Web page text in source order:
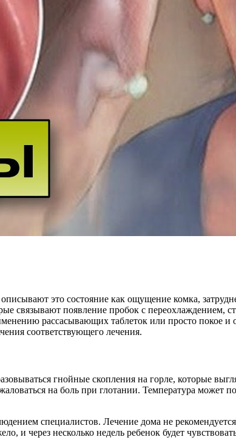
это состояние как ощущение комка,
связывают появление пробок с переохлаждением,
рассасывающих таблеток или просто покое и
соответствующего лечения.
гнойные скопления на горле, которые
на боль при глотании. Температура может
специалистов. Лечение дома не
и через несколько недель ребенок будет